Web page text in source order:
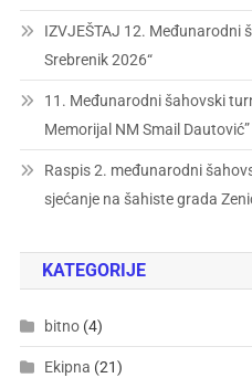
IZVJEŠTAJ 12. Međunarodni
Srebrenik 2026“
11. Međunarodni šahovski
Memorijal NM Smail Dautović”
Raspis 2. međunarodni
sjećanje na šahiste grada
KATEGORIJE
bitno(4)
Ekipna (21)